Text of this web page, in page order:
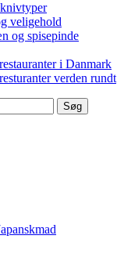
veligehold
og spisepinde
i Danmark
verden rundt